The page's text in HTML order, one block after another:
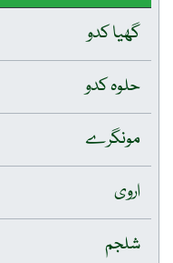
گھیا کدو
حلوہ کدو
مونگرے
اروی
شلجم